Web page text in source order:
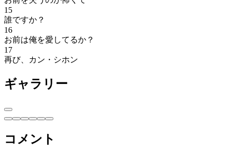
15
誰ですか？
16
お前は俺を愛してるか？
17
再び、カン・シホン
ギャラリー
コメント